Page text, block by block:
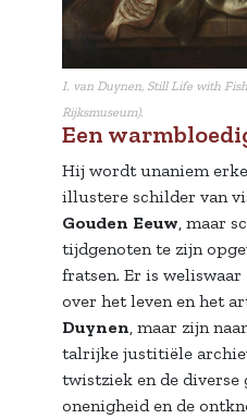
I. van Duynen, Still Life with
Rijksmuseum).
Een
Hij wordt unaniem
illustere schilder van
Gouden Eeuw , maar
tijdgenoten te zijn
fratsen. Er is
over het leven en het
Duynen , maar zijn
talrijke justitiële
twistziek en de diverse
onenigheid en de